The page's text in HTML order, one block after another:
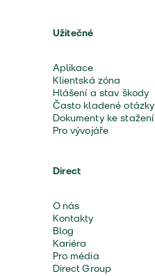
Užitečné
Aplikace
Klientská zóna
Hlášení a stav škody
Často kladené otázky
Dokumenty ke stažení
Pro vývojáře
Direct
O nás
Kontakty
Blog
Kariéra
Pro média
Direct Group